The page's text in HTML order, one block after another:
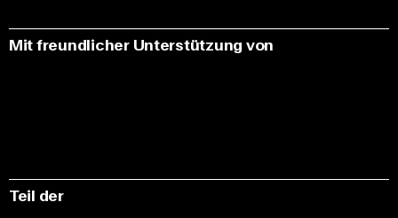
Mit freundlicher Unterstützung von
Teil der